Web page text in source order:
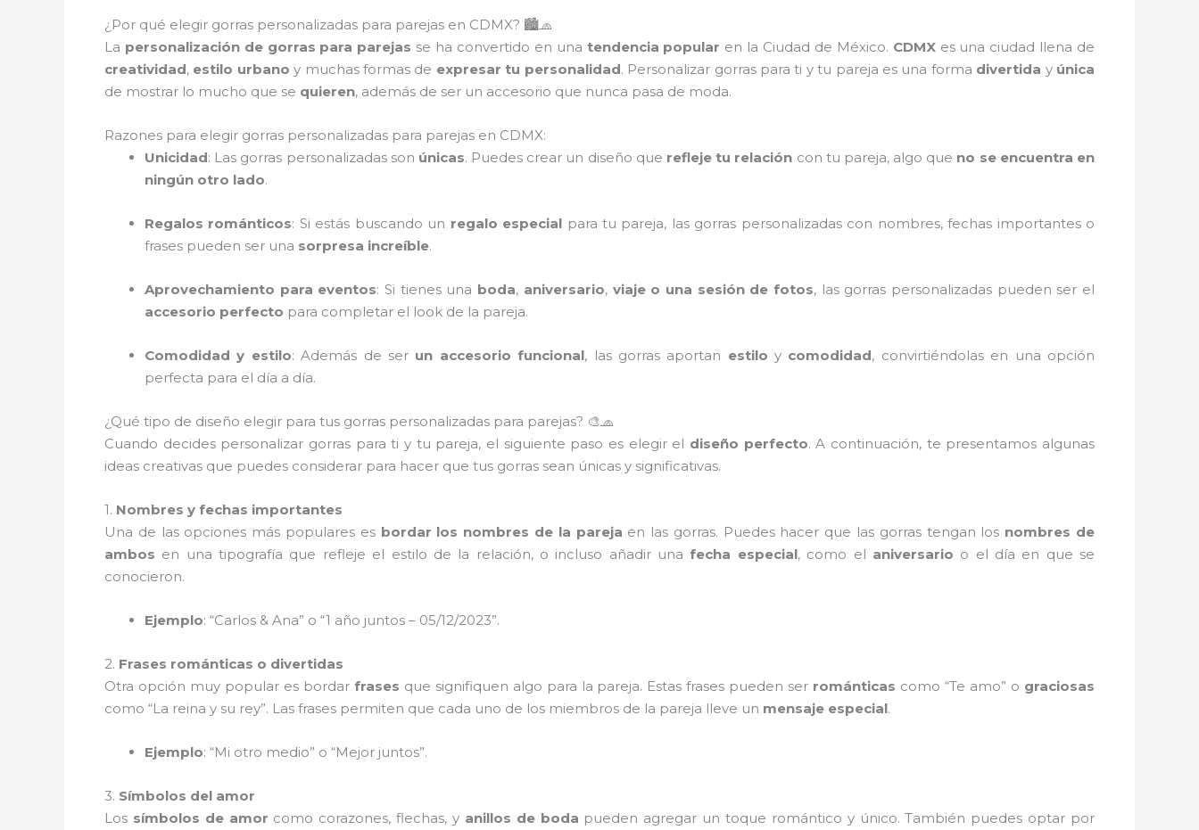
¿Por qué elegir gorras personalizadas para parejas en CDMX? 🏙️🧢
La personalización de gorras para parejas se ha convertido en una tendencia popular en la Ciudad de México. CDMXes una ciudad llena de
creatividad, estilo urbano y muchas formas de expresar tu personalidad. Personalizar gorras para ti y tu pareja es una forma divertida y única
de mostrar lo mucho que se quieren, además de ser un accesorio que nunca pasa de moda.
Razones para elegir gorras personalizadas para parejas en CDMX:
Unicidad: Las gorras personalizadas son únicas. Puedes crear un diseño que refleje tu relación con tu pareja, algo que no se encuentra en
ningún otro lado.
Regalos románticos: Si estás buscando un regalo especial para tu pareja, las gorras personalizadas con nombres, fechas importantes o
frases pueden ser una sorpresa increíble.
Aprovechamiento para eventos: Si tienes una boda, aniversario, viaje o una sesión de fotos, las gorras personalizadas pueden ser el
accesorio perfecto para completar el look de la pareja.
Comodidad y estilo: Además de ser un accesorio funcional, las gorras aportan estilo y comodidad, convirtiéndolas en una opción
perfecta para el día a día.
¿Qué tipo de diseño elegir para tus gorras personalizadas para parejas? 🎨🧢
Cuando decides personalizar gorras para ti y tu pareja, el siguiente paso es elegir el diseño perfecto. A continuación, te presentamos algunas
ideas creativas que puedes considerar para hacer que tus gorras sean únicas y significativas.
1. Nombres y fechas importantes
Una de las opciones más populares es bordar los nombres de la pareja en las gorras. Puedes hacer que las gorras tengan los nombres de
ambos en una tipografía que refleje el estilo de la relación, o incluso añadir unafecha especial, como el aniversario o el día en que se
conocieron.
Ejemplo: “Carlos & Ana” o “1 año juntos – 05/12/2023”.
2. Frases románticas o divertidas
Otra opción muy popular es bordar frases que signifiquen algo para la pareja. Estas frases pueden ser románticas como “Te amo” o graciosas
como “La reina y su rey”. Las frases permiten que cada uno de los miembros de la pareja lleve un mensaje especial.
Ejemplo: “Mi otro medio” o “Mejor juntos”.
3. Símbolos del amor
Los símbolos de amor como corazones, flechas, y anillos de boda pueden agregar un toque romántico y único. También puedes optar por